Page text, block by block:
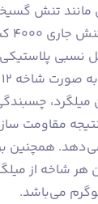
مقاومت
همچنین